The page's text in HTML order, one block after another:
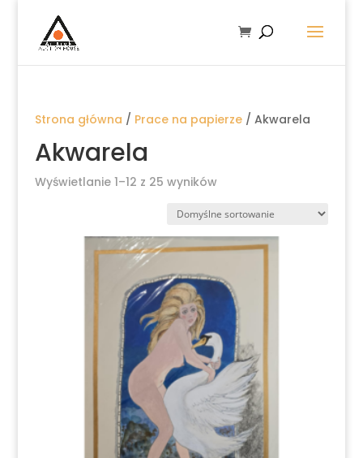
Strona główna / Prace na papierze/ Akwarela
Akwarela
Wyświetlanie 1–12 z 25 wyników